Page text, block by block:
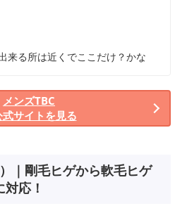
来る所は近くでここだけ？かな
メンズTBC
式サイトを見る
｜剛毛ヒゲから軟毛ヒゲ
応！